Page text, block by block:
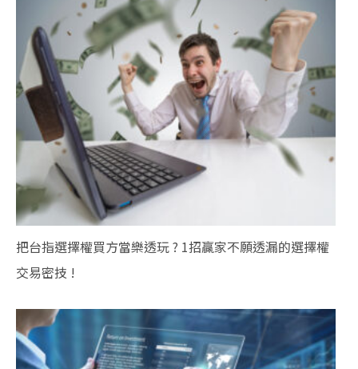
把台指選擇權買方當樂透玩 ? 1招贏家不願透漏的選擇權
交易密技 !